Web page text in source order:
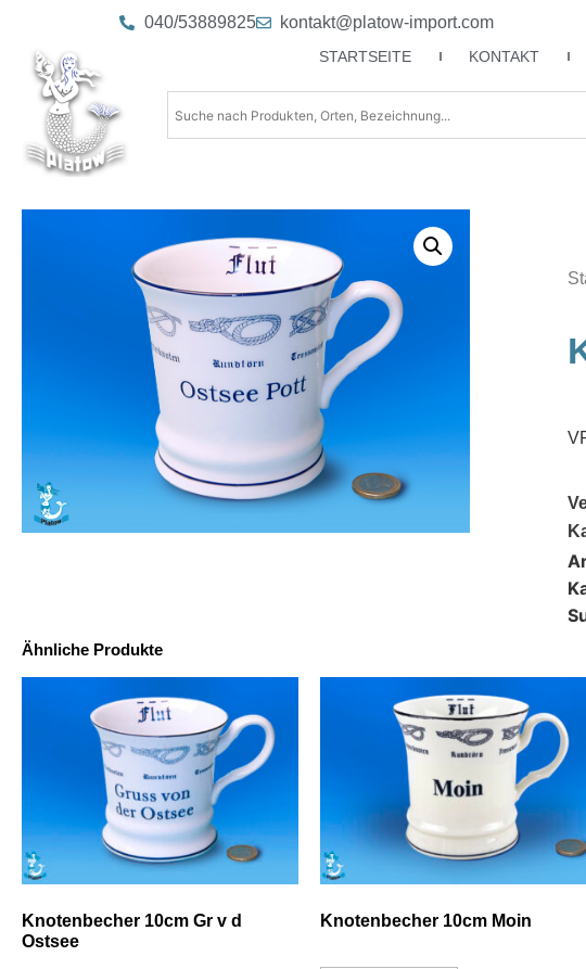
040/53889825 kontakt@platow-import.com
STARTSEITE KONTAKT
Ähnliche Produkte
Knotenbecher 10cm Gr v d
Ostsee
Knotenbecher 10cm Moin